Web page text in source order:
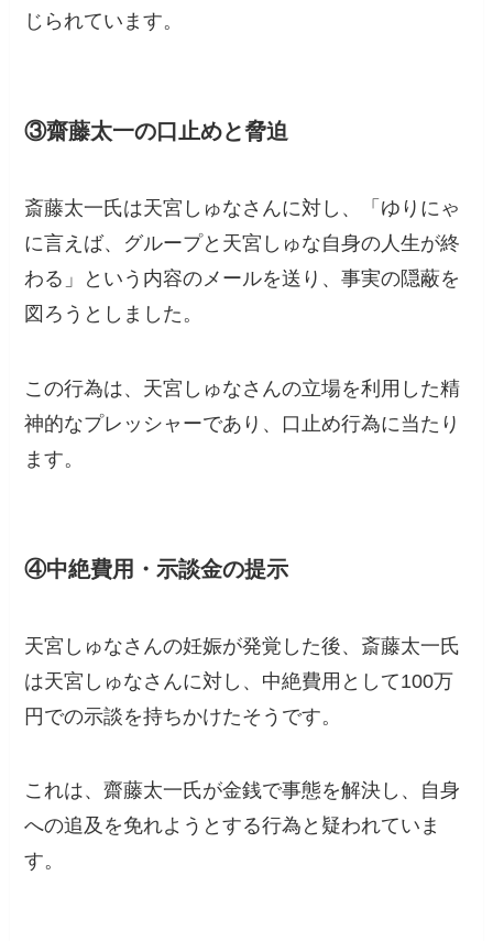
じられています。
③齋藤太一の口止めと脅迫
斎藤太一氏は天宮しゅなさんに対し、「ゆりにゃ
に言えば、グループと天宮しゅな自身の人生が終
わる」という内容のメールを送り、事実の隠蔽を
図ろうとしました。
この行為は、天宮しゅなさんの立場を利用した精
神的なプレッシャーであり、口止め行為に当たり
ます。
④中絶費用・示談金の提示
天宮しゅなさんの妊娠が発覚した後、斎藤太一氏
は天宮しゅなさんに対し、中絶費用として100万
円での示談を持ちかけたそうです。
これは、齋藤太一氏が金銭で事態を解決し、自身
への追及を免れようとする行為と疑われていま
す。